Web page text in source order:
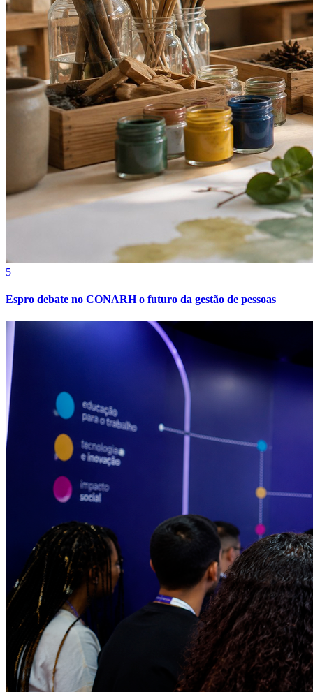
Bragantino
5
Espro debate no CONARH o futuro da gestão de pessoas